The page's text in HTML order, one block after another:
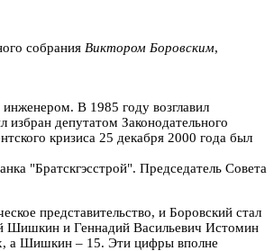
собрания Виктором Боровским,
В 1985 году возглавил
депутатом Законодательного
кризиса 25 декабря 2000 года был
"Братскгэсстрой". Председатель Совета
представительство, и Боровский стал
Шишкин и Геннадий Васильевич Истомин
х, а Шишкин – 15. Эти цифры вполне